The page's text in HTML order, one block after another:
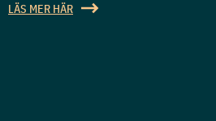
LÄS MER HÄR